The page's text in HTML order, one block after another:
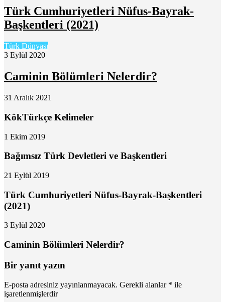
Türk Cumhuriyetleri Nüfus-Bayrak-
Başkentleri (2021)
Türk Dünyası
3 Eylül 2020
Caminin Bölümleri Nelerdir?
31 Aralık 2021
KökTürkçe Kelimeler
1 Ekim 2019
Bağımsız Türk Devletleri ve Başkentleri
21 Eylül 2019
Türk Cumhuriyetleri Nüfus-Bayrak-Başkentleri
(2021)
3 Eylül 2020
Caminin Bölümleri Nelerdir?
Bir yanıt yazın
E-posta adresiniz yayınlanmayacak. Gerekli alanlar * ile
işaretlenmişlerdir